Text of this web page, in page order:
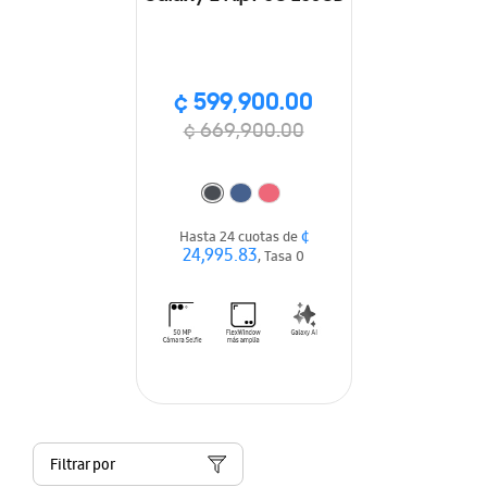
¢ 599,900.00
¢ 669,900.00
Hasta 24 cuotas de¢
24,995.83, Tasa 0
Filtrar por